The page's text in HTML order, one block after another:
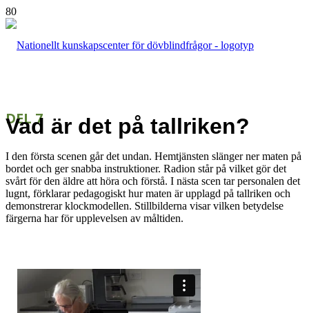
DEL 7
Vad är det på tallriken?
I den första scenen går det undan. Hemtjänsten slänger ner maten på
bordet och ger snabba instruktioner. Radion står på vilket gör det
svårt för den äldre att höra och förstå. I nästa scen tar personalen det
lugnt, förklarar pedagogiskt hur maten är upplagd på tallriken och
demonstrerar klockmodellen. Stillbilderna visar vilken betydelse
färgerna har för upplevelsen av måltiden.